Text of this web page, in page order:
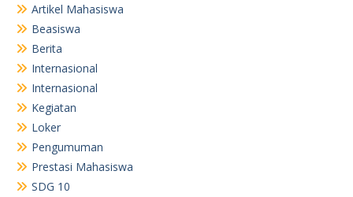
Artikel Mahasiswa
Beasiswa
Berita
Internasional
Internasional
Kegiatan
Loker
Pengumuman
Prestasi Mahasiswa
SDG 10